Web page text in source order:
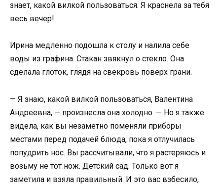
знает, какой вилкой пользоваться. Я краснела за тебя
весь вечер!
Ирина медленно подошла к столу и налила себе
воды из графина. Стакан звякнул о стекло. Она
сделала глоток, глядя на свекровь поверх грани.
— Я знаю, какой вилкой пользоваться, Валентина
Андреевна, — произнесла она холодно. — Но я также
видела, как вы незаметно поменяли приборы
местами перед подачей блюда, пока я отлучилась
попудрить нос. Вы рассчитывали, что я растеряюсь и
возьму не тот нож. Детский сад. Только вот я
заметила и взяла правильный. И это вас взбесило,